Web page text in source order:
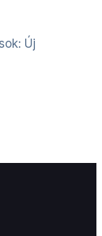
Új